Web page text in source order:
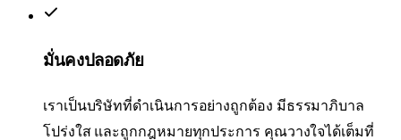
มั่นคงปลอดภัย
เราเป็นบริษัทที่ดำเนินการอย่างถูกต้อง มีธรรมาภิบาล
โปร่งใส และถูกกฎหมายทุกประการ คุณวางใจได้เต็มที่